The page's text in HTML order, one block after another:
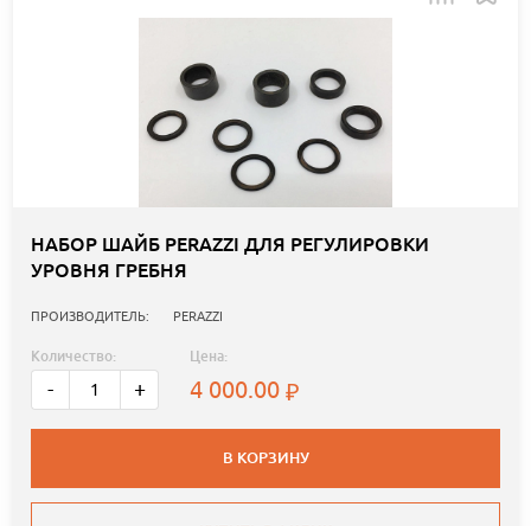
НАБОР ШАЙБ PERAZZI ДЛЯ РЕГУЛИРОВКИ
УРОВНЯ ГРЕБНЯ
ПРОИЗВОДИТЕЛЬ: PERAZZI
Количество:
- +
Цена:
4 000.00
В КОРЗИНУ